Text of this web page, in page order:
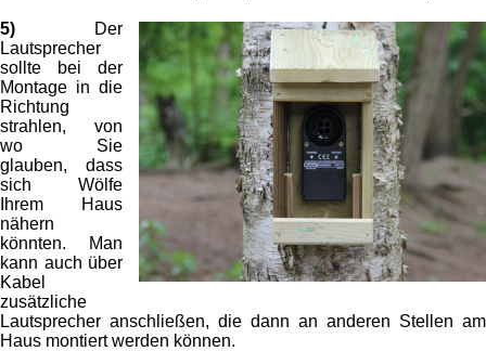
5) Der
Lautsprecher
sollte bei der
Montage in die
Richtung
strahlen, von
wo Sie
glauben, dass
sich Wölfe
Ihrem Haus
nähern
könnten. Man
kann auch über
Kabel
zusätzliche
Lautsprecher anschließen, die dann an anderen Stellen am
Haus montiert werden können.